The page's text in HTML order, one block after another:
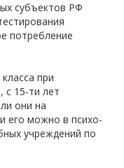
субъектов РФ
потребление
при
с 15-ти лет
они на
его можно в психо-
учреждений по